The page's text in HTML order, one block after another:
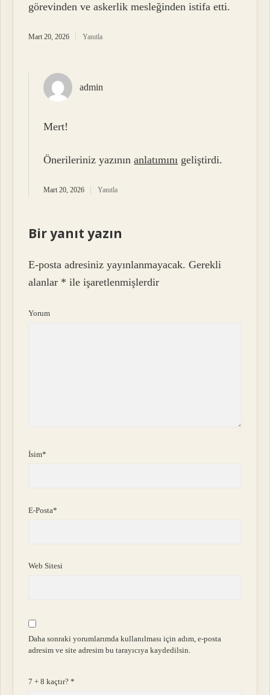
görevinden ve askerlik mesleğinden istifa etti.
Mart 20, 2026 Yanıtla
admin
Mert!
Önerileriniz yazınınanlatımını geliştirdi.
Mart 20, 2026 Yanıtla
Bir yanıt yazın
E-posta adresiniz yayınlanmayacak. Gerekli
alanlar * ile işaretlenmişlerdir
Yorum
İsim*
E-Posta*
Web Sitesi
Daha sonraki yorumlarımda kullanılması için adım, e-posta
adresim ve site adresim bu tarayıcıya kaydedilsin.
7 + 8 kaçtır?*